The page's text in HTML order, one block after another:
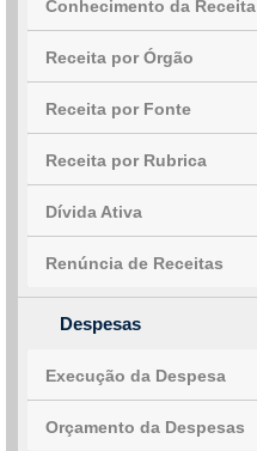
Conhecimento da Receita
Receita por Órgão
Receita por Fonte
Receita por Rubrica
Dívida Ativa
Renúncia de Receitas
Despesas
Execução da Despesa
Orçamento da Despesas